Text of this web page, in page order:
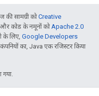
सामग्री कोCreative
कोड के नमूनों कोApache 2.0
के लिए, Google Developers
का, Java एक रजिस्टर किया
गया.